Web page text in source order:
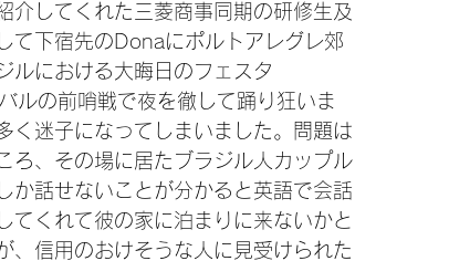
介してくれた三菱商事同期の研修生及
て下宿先のDonaにポルトアレグレ郊
ルにおける大晦日のフェスタ
ルの前哨戦で夜を徹して踊り狂いま
く迷子になってしまいました。問題は
ろ、その場に居たブラジル人カップル
か話せないことが分かると英語で会話
てくれて彼の家に泊まりに来ないかと
、信用のおけそうな人に見受けられた